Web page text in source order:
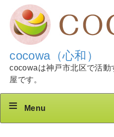
cocowa（心和）
cocowaは神戸市北区で活
屋です。
Menu